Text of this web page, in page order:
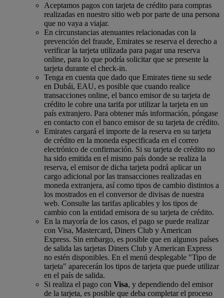
Aceptamos pagos con tarjeta de crédito para compras
realizadas en nuestro sitio web por parte de una persona
que no vaya a viajar.
En circunstancias atenuantes relacionadas con la
prevención del fraude, Emirates se reserva el derecho a
verificar la tarjeta utilizada para pagar una reserva
online, para lo que podría solicitar que se presente la
tarjeta durante el check-in.
Tenga en cuenta que dado que Emirates tiene su sede
en Dubái, EAU, es posible que cuando realice
transacciones online, el banco emisor de su tarjeta de
crédito le cobre una tarifa por utilizar la tarjeta en un
país extranjero. Para obtener más información, póngase
en contacto con el banco emisor de su tarjeta de crédito.
Emirates cargará el importe de la reserva en su tarjeta
de crédito en la moneda especificada en el correo
electrónico de confirmación. Si su tarjeta de crédito no
ha sido emitida en el mismo país donde se realiza la
reserva, el emisor de dicha tarjeta podrá aplicar un
cargo adicional por las transacciones realizadas en
moneda extranjera, así como tipos de cambio distintos a
los mostrados en el conversor de divisas de nuestra
web. Consulte las tarifas aplicables y los tipos de
cambio con la entidad emisora de su tarjeta de crédito.
En la mayoría de los casos, el pago se puede realizar
con Visa, Mastercard, Diners Club y American
Express. Sin embargo, es posible que en algunos países
de salida las tarjetas Diners Club y American Express
no estén disponibles. En el menú desplegable "Tipo de
tarjeta" aparecerán los tipos de tarjeta que puede utilizar
en el país de salida.
Si realiza el pago con Visa, y dependiendo del emisor
de la tarjeta, es posible que deba completar el proceso